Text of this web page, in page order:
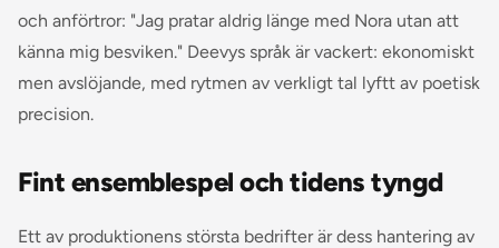
och anförtror: "Jag pratar aldrig länge med Nora utan att
känna mig besviken." Deevys språk är vackert: ekonomiskt
men avslöjande, med rytmen av verkligt tal lyftt av poetisk
precision.
Fint ensemblespel och tidens tyngd
Ett av produktionens största bedrifter är dess hantering av